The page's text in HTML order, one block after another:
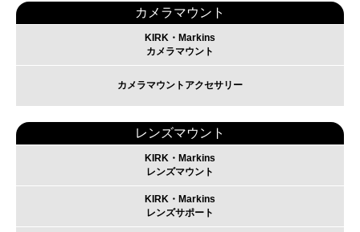
カメラマウント
KIRK・Markins
カメラマウント
カメラマウントアクセサリー
レンズマウント
KIRK・Markins
レンズマウント
KIRK・Markins
レンズサポート